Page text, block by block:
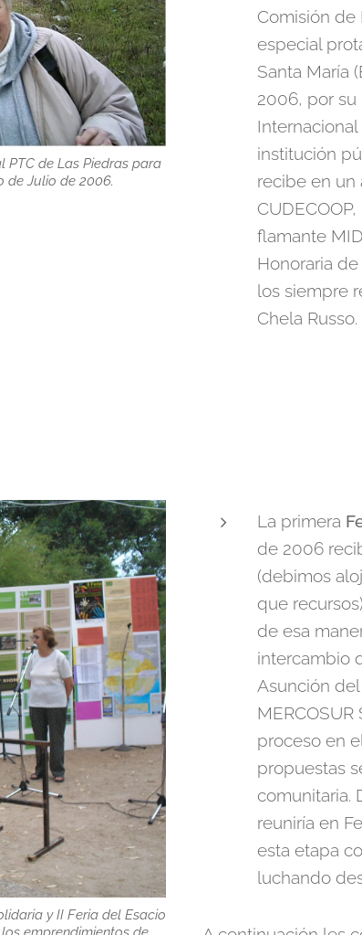
de Las Piedras para
de Julio de 2006.
Comisión de
especial
Santa María
2006, por su
institución
recibe en un
flamante
Honoraria
los siempre
Chela Russo.
y II Feria del Esacio
La primera
de 2006
(debimos
que
de esa
intercambio
Asunción
proceso en
propuestas
comunitaria.
reuniría en
esta etapa
luchando